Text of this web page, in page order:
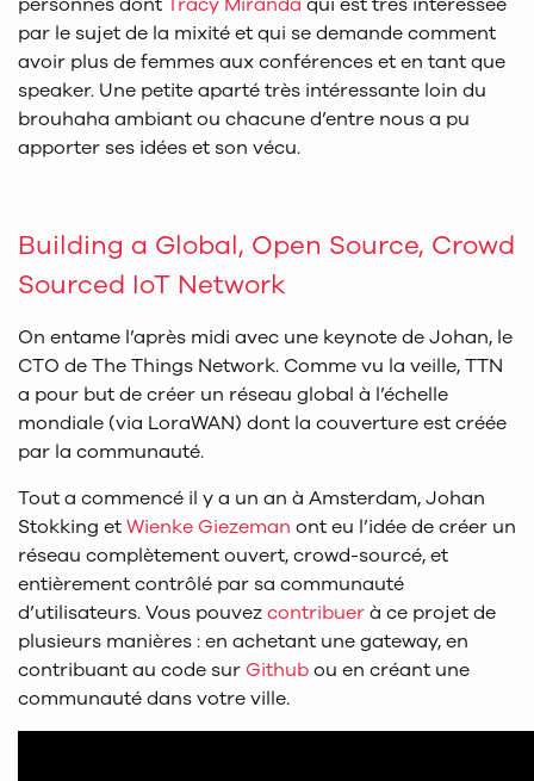
par le sujet de la mixité et qui se demande comment
avoir plus de femmes aux conférences et en tant que
speaker. Une petite aparté très intéressante loin du
brouhaha ambiant ou chacune d’entre nous a pu
apporter ses idées et son vécu.
Building a Global, Open Source, Crowd
Sourced IoT Network
On entame l’après midi avec une keynote de Johan, le
CTO de The Things Network. Comme vu la veille, TTN
a pour but de créer un réseau global à l’échelle
mondiale (via LoraWAN) dont la couverture est créée
par la communauté.
Tout a commencé il y a un an à Amsterdam, Johan
Stokking etWienke Giezeman ont eu l’idée de créer un
réseau complètement ouvert, crowd-sourcé, et
entièrement contrôlé par sa communauté
d’utilisateurs. Vous pouvezcontribuerà ce projet de
plusieurs manières : en achetant une gateway, en
contribuant au code sur Githubou en créant une
communauté dans votre ville.